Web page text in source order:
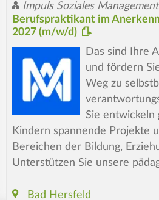
Impuls Soziales Management
Berufspraktikant im
2027 (m/w/d)
Das sind Ihre
und fördern
Weg zu
Sie entwickeln
Kindern spannende Projekte
Bereichen der Bildung,
Unterstützen Sie unsere
Bad Hersfeld